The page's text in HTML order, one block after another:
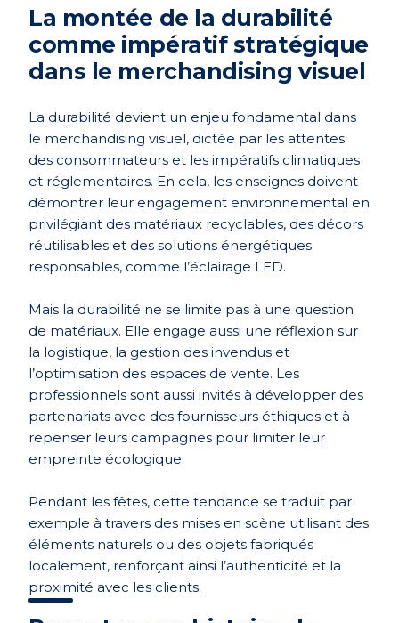
La montée de la durabilité
comme impératif stratégique
dans le merchandising visuel
La durabilité devient un enjeu fondamental dans
le merchandising visuel, dictée par les attentes
des consommateurs et les impératifs climatiques
et réglementaires. En cela, les enseignes doivent
démontrer leur engagement environnemental en
privilégiant des matériaux recyclables, des décors
réutilisables et des solutions énergétiques
responsables, comme l’éclairage LED.
Mais la durabilité ne se limite pas à une question
de matériaux. Elle engage aussi une réflexion sur
la logistique, la gestion des invendus et
l’optimisation des espaces de vente. Les
professionnels sont aussi invités à développer des
partenariats avec des fournisseurs éthiques et à
repenser leurs campagnes pour limiter leur
empreinte écologique.
Pendant les fêtes, cette tendance se traduit par
exemple à travers des mises en scène utilisant des
éléments naturels ou des objets fabriqués
localement, renforçant ainsi l’authenticité et la
proximité avec les clients.